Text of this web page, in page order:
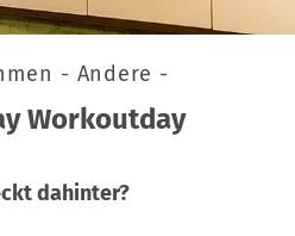
- Andere -
Workoutday
dahinter?